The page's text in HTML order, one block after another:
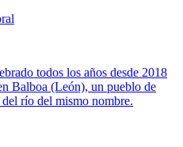
todos los años desde 2018
Balboa (León), un pueblo de
río del mismo nombre.